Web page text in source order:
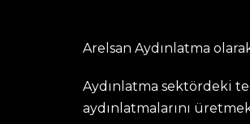
Arelsan Aydınlatma
Aydınlatma sektördeki
aydınlatmalarını